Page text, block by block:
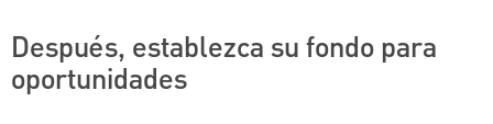
Después, establezca su fondo para
oportunidades